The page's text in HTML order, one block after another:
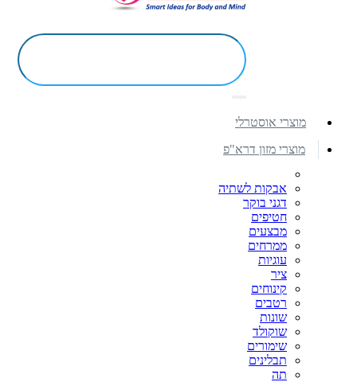
מוצרי אוסטרלי
מוצרי מזון דרא"פ
אבקות לשתיה
דגני בוקר
חטיפים
מבצעים
ממרחים
עוגיות
ציר
קינוחים
רטבים
שונות
שוקולד
שימורים
תבלינים
תה